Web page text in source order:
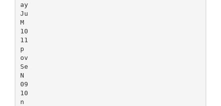
ay
Ju
M
10
11
p
ov
Se
N
09
10
n